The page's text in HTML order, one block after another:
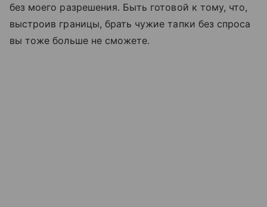
без моего разрешения. Быть готовой к тому, что,
выстроив границы, брать чужие тапки без спроса
вы тоже больше не сможете.